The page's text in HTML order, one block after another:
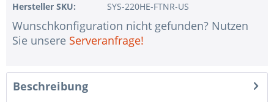
Hersteller SKU:
SYS-220HE-FTNR-US
Wunschkonfiguration nicht gefunden? Nutzen
Sie unsere Serveranfrage!
Beschreibung